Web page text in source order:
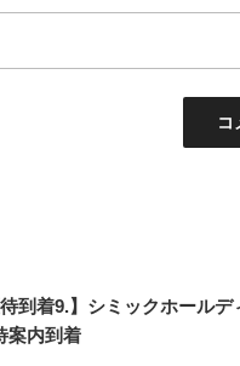
待到着9.】シミックホール
案内到着